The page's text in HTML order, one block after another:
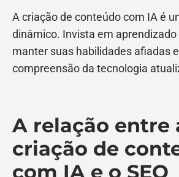
A criação de conteúdo com IA é
dinâmico. Invista em
manter suas habilidades afiadas
compreensão da tecnologia
A relação entre
criação de
com IA e o SEO